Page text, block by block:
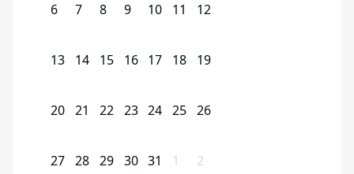
6 7 8 9 10 11 12
13 14 15 16 17 18 19
20 21 22 23 24 25 26
27 28 29 30 31 1 2